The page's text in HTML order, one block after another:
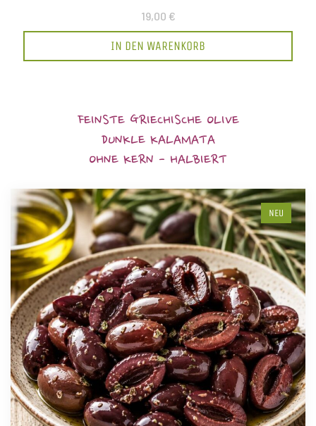
19,00 €
IN DEN WARENKORB
FEINSTE GRIECHISCHE OLIVE
DUNKLE KALAMATA
OHNE KERN - HALBIERT
NEU